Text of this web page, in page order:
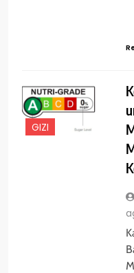
GIZI